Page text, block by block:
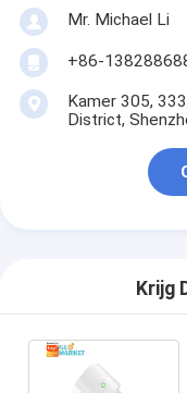
Mr. Michael Li
+86-
Kamer 305,
District,
Krijg